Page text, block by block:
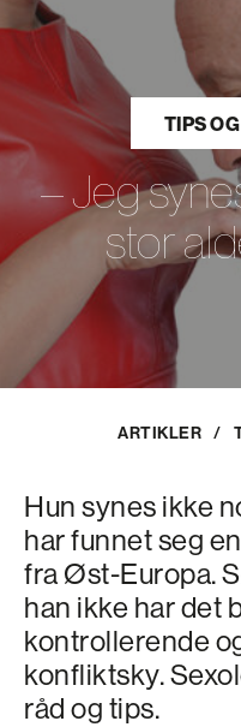
TIPS
– Jeg
stor
ARTIKLER /
Hun synes ikke
har funnet seg
fra Øst-Europa.
han ikke har det
kontrollerende
konfliktsky.
råd og tips.